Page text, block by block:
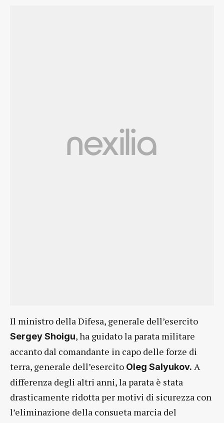
Il ministro della Difesa, generale dell’esercito
Sergey Shoigu, ha guidato la parata militare
accanto dal comandante in capo delle forze di
terra, generale dell’esercito Oleg Salyukov. A
differenza degli altri anni, la parata è stata
drasticamente ridotta per motivi di sicurezza con
l’eliminazione della consueta marcia del